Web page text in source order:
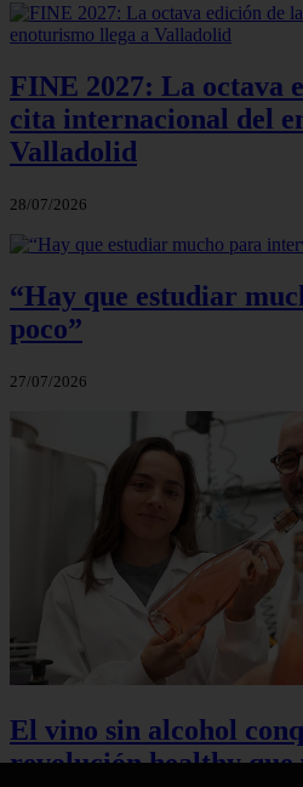
FINE 2027: La octava
cita internacional del
Valladolid
28/07/2026
“Hay que estudiar
poco”
27/07/2026
El vino sin alcohol
revolución healthy que